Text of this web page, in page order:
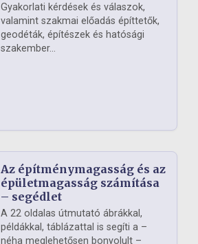
Gyakorlati kérdések és válaszok,
valamint szakmai előadás építtetők,
geodéták, építészek és hatósági
szakember...
Az építménymagasság és az
épületmagasság számítása
– segédlet
A 22 oldalas útmutató ábrákkal,
példákkal, táblázattal is segíti a –
néha meglehetősen bonyolult –